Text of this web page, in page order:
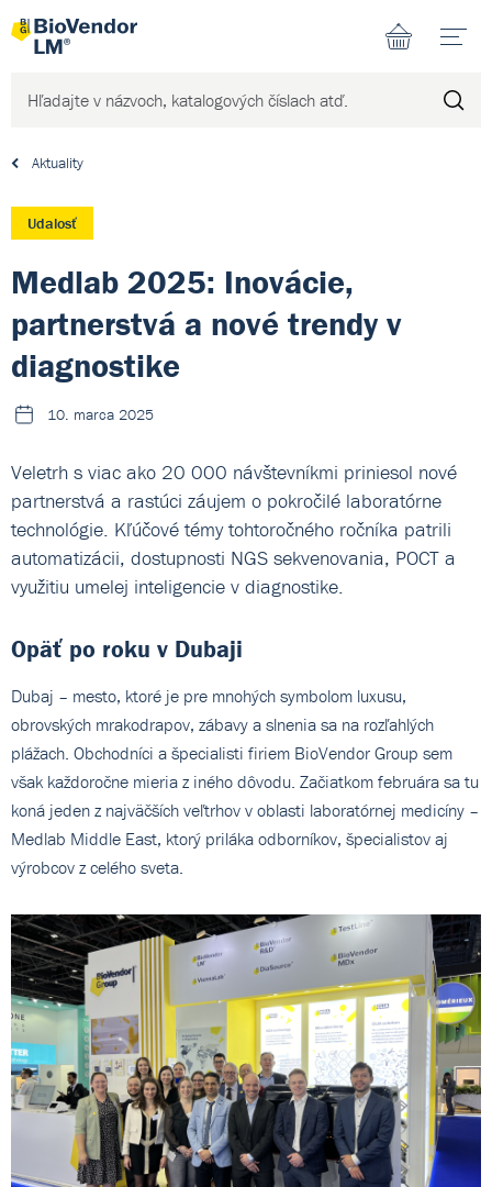
Aktuality
Udalosť
Medlab 2025: Inovácie,
partnerstvá a nové trendy v
diagnostike
10. marca 2025
Veletrh s viac ako 20 000 návštevníkmi priniesol nové
partnerstvá a rastúci záujem o pokročilé laboratórne
technológie. Kľúčové témy tohtoročného ročníka patrili
automatizácii, dostupnosti NGS sekvenovania, POCT a
využitiu umelej inteligencie v diagnostike.
Opäť po roku v Dubaji
Dubaj – mesto, ktoré je pre mnohých symbolom luxusu,
obrovských mrakodrapov, zábavy a slnenia sa na rozľahlých
plážach. Obchodníci a špecialisti firiem BioVendor Group sem
však každoročne mieria z iného dôvodu. Začiatkom februára sa tu
koná jeden z najväčších veľtrhov v oblasti laboratórnej medicíny –
Medlab Middle East, ktorý priláka odborníkov, špecialistov aj
výrobcov z celého sveta.